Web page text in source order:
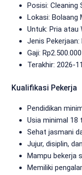
Posisi: Cleaning
Lokasi: Bolaang
Untuk: Pria atau
Jenis Pekerjaan:
Gaji: Rp2.500.000
Terakhir: 2026-
Kualifikasi Pekerja
Pendidikan
Usia minimal 18
Sehat jasmani
Jujur, disiplin,
Mampu bekerja
Memiliki